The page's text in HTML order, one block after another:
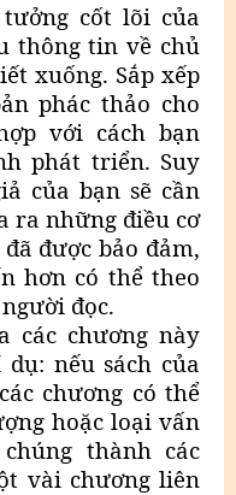
cốt lõi của
thông tin về chủ
xuống. Sắp xếp
phác thảo cho
với cách bạn
phát triển. Suy
của bạn sẽ cần
ra những điều cơ
được bảo đảm,
hơn có thể theo
đọc.
các chương này
nếu sách của
chương có thể
hoặc loại vấn
thành các
vài chương liên